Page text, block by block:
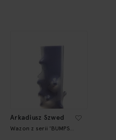
Arkadiusz Szwed
Wazon z serii 'BUMPS